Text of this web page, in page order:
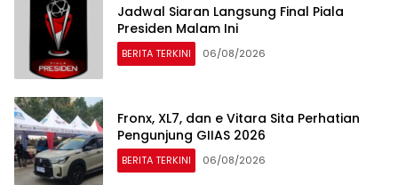
Jadwal Siaran Langsung Final Piala
Presiden Malam Ini
BERITA TERKINI 06/08/2026
Fronx, XL7, dan e Vitara Sita Perhatian
Pengunjung GIIAS 2026
BERITA TERKINI 06/08/2026